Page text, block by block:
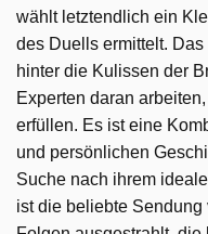
wählt letztendlich ein
des Duells ermittelt.
hinter die Kulissen der
Experten daran
erfüllen. Es ist eine
und persönlichen
Suche nach ihrem
ist die beliebte Sendung